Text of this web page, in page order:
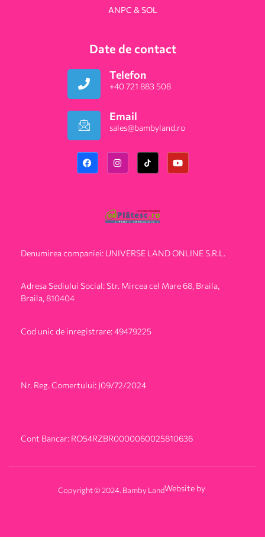
ANPC & SOL
Date de contact
Telefon
+40 721 883 508
Email
sales@bambyland.ro​
Denumirea companiei: UNIVERSE LAND ONLINE S.R.L.
Adresa Sediului Social: Str. Mircea cel Mare 68, Braila,
Braila, 810404
Cod unic de inregistrare: 49479225
Nr. Reg. Comertului: J09/72/2024
Cont Bancar: RO54RZBR0000060025810636
Copyright © 2024. Bamby LandWebsite by